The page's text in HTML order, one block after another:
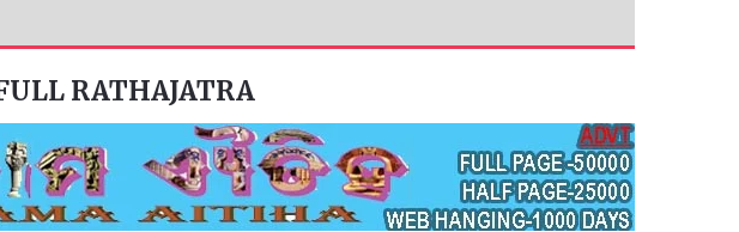
RATHAJATRA